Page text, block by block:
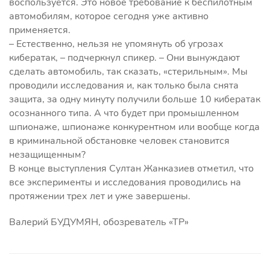
воспользуется. Это новое требование к беспилотным
автомобилям, которое сегодня уже активно
применяется.
– Естественно, нельзя не упомянуть об угрозах
кибератак, – подчеркнул спикер. – Они вынуждают
сделать автомобиль, так сказать, «стерильным». Мы
проводили исследования и, как только была снята
защита, за одну минуту получили больше 10 кибератак
осознанного типа. А что будет при промышленном
шпионаже, шпионаже конкурентном или вообще когда
в криминальной обстановке человек становится
незащищенным?
В конце выступления Султан Жанказиев отметил, что
все эксперименты и исследования проводились на
протяжении трех лет и уже завершены.
Валерий БУДУМЯН, обозреватель «ТР»